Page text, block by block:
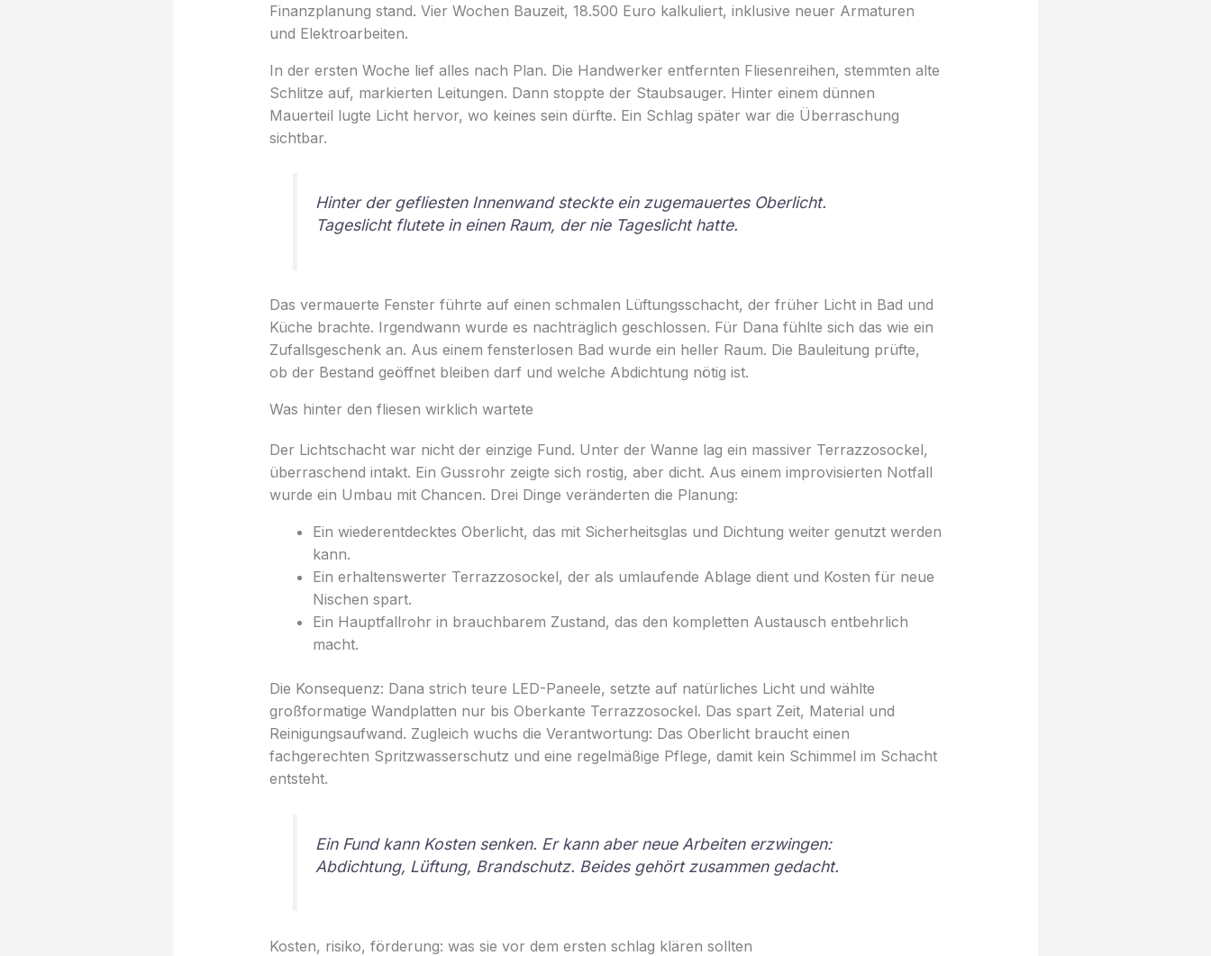
Finanzplanung stand. Vier Wochen Bauzeit, 18.500 Euro kalkuliert, inklusive neuer Armaturen
und Elektroarbeiten.
In der ersten Woche lief alles nach Plan. Die Handwerker entfernten Fliesenreihen, stemmten alte
Schlitze auf, markierten Leitungen. Dann stoppte der Staubsauger. Hinter einem dünnen
Mauerteil lugte Licht hervor, wo keines sein dürfte. Ein Schlag später war die Überraschung
sichtbar.
Hinter der gefliesten Innenwand steckte ein zugemauertes Oberlicht.
Tageslicht flutete in einen Raum, der nie Tageslicht hatte.
Das vermauerte Fenster führte auf einen schmalen Lüftungsschacht, der früher Licht in Bad und
Küche brachte. Irgendwann wurde es nachträglich geschlossen. Für Dana fühlte sich das wie ein
Zufallsgeschenk an. Aus einem fensterlosen Bad wurde ein heller Raum. Die Bauleitung prüfte,
ob der Bestand geöffnet bleiben darf und welche Abdichtung nötig ist.
Was hinter den fliesen wirklich wartete
Der Lichtschacht war nicht der einzige Fund. Unter der Wanne lag ein massiver Terrazzosockel,
überraschend intakt. Ein Gussrohr zeigte sich rostig, aber dicht. Aus einem improvisierten Notfall
wurde ein Umbau mit Chancen. Drei Dinge veränderten die Planung:
Ein wiederentdecktes Oberlicht, das mit Sicherheitsglas und Dichtung weiter genutzt werden
kann.
Ein erhaltenswerter Terrazzosockel, der als umlaufende Ablage dient und Kosten für neue
Nischen spart.
Ein Hauptfallrohr in brauchbarem Zustand, das den kompletten Austausch entbehrlich
macht.
Die Konsequenz: Dana strich teure LED-Paneele, setzte auf natürliches Licht und wählte
großformatige Wandplatten nur bis Oberkante Terrazzosockel. Das spart Zeit, Material und
Reinigungsaufwand. Zugleich wuchs die Verantwortung: Das Oberlicht braucht einen
fachgerechten Spritzwasserschutz und eine regelmäßige Pflege, damit kein Schimmel im Schacht
entsteht.
Ein Fund kann Kosten senken. Er kann aber neue Arbeiten erzwingen:
Abdichtung, Lüftung, Brandschutz. Beides gehört zusammen gedacht.
Kosten, risiko, förderung: was sie vor dem ersten schlag klären sollten